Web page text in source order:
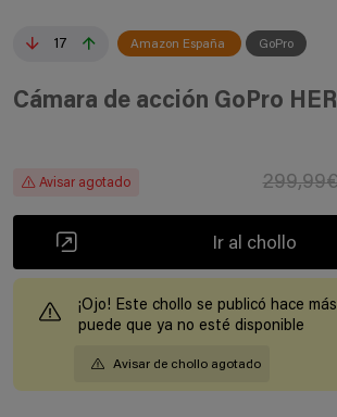
17 Amazon España GoPro
Cámara de acción GoPro
Avisar agotado 299,99€
Ir al chollo
¡Ojo! Este chollo se publicó hace
puede que ya no esté disponible
Avisar de chollo agotado